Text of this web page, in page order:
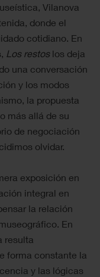
Vilanova
donde el
cotidiano. En
Los restoslos deja
una conversación
y los modos
la propuesta
más allá de su
de negociación
olvidar.
exposición en
integral en
la relación
En
resulta
forma constante la
y las lógicas